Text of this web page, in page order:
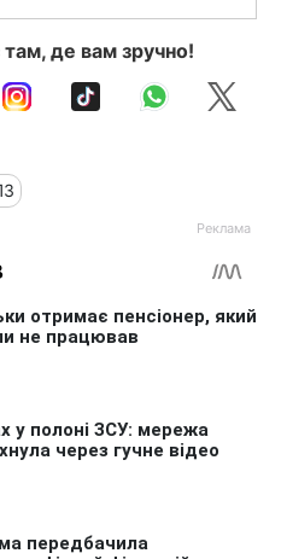
де вам зручно!